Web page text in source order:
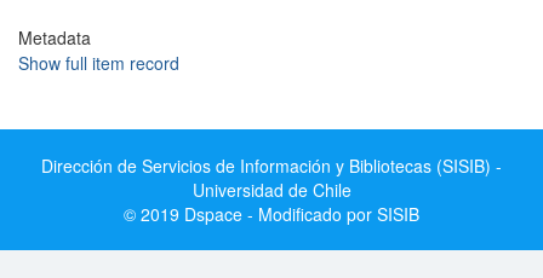
Metadata
Show full item record
Dirección de Servicios de Información y Bibliotecas (SISIB) -
Universidad de Chile
© 2019 Dspace - Modificado por SISIB